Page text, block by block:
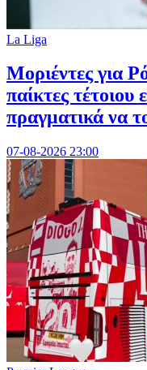
La Liga
Μοριέντες για
παίκτες τέτοιου
πραγματικά να
07-08-2026 23:00